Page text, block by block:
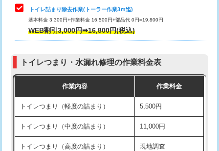
トイレ詰まり除去作業(トーラー作業3ｍ迄)
基本料金 3,300円+作業料金 16,500円+部品代 0円=19,800円
WEB割引3,000円➡16,800円(税込)
トイレつまり・水漏れ修理の作業料金表
作業内容 作業料金
トイレつまり（軽度の詰まり） 5,500円
トイレつまり（中度の詰まり） 11,000円
トイレつまり（高度の詰まり） 現地調査